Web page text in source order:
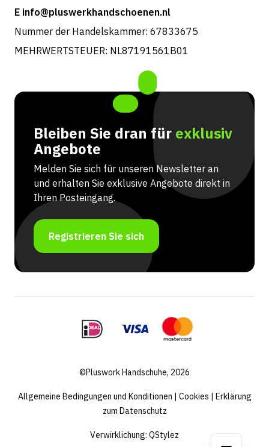
E info@pluswerkhandschoenen.nl
Nummer der Handelskammer: 67833675
MEHRWERTSTEUER: NL87191561B01
Bleiben Sie dran für exklusiv
Angebote
Melden Sie sich für unseren Newsletter an
und erhalten Sie exklusive Angebote direkt in
Ihren Posteingang.
Registrieren Sie sich
©Pluswork Handschuhe, 2026
Allgemeine Bedingungen und Konditionen | Cookies | Erklärung
zum Datenschutz
Verwirklichung: QStylez